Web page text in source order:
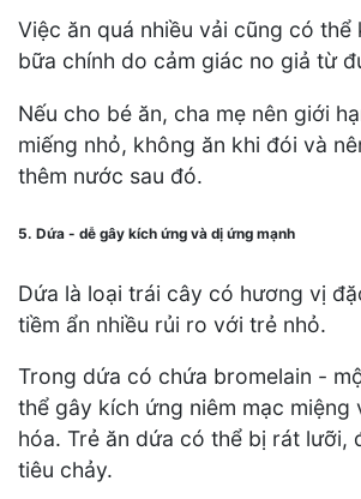
Việc ăn quá nhiều vải cũng có thể
bữa chính do cảm giác no giả từ
Nếu cho bé ăn, cha mẹ nên giới
miếng nhỏ, không ăn khi đói và
thêm nước sau đó.
5. Dứa - dễ gây kích ứng và dị ứng mạnh
Dứa là loại trái cây có hương vị
tiềm ẩn nhiều rủi ro với trẻ nhỏ.
Trong dứa có chứa bromelain -
thể gây kích ứng niêm mạc miệng
hóa. Trẻ ăn dứa có thể bị rát lưỡi,
tiêu chảy.